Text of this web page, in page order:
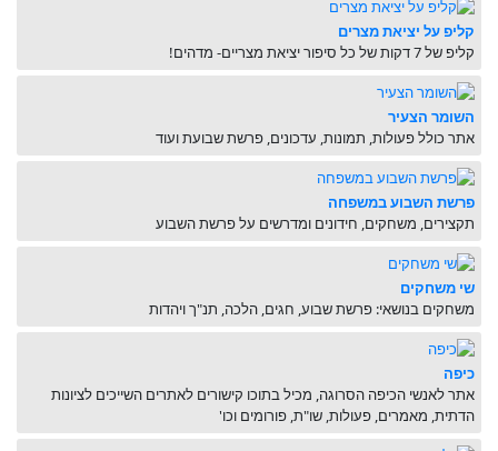
קליפ על יציאת מצרים
קליפ של 7 דקות של כל סיפור יציאת מצריים- מדהים!
השומר הצעיר
אתר כולל פעולות, תמונות, עדכונים, פרשת שבועת ועוד
פרשת השבוע במשפחה
תקצירים, משחקים, חידונים ומדרשים על פרשת השבוע
שי משחקים
משחקים בנושאי: פרשת שבוע, חגים, הלכה, תנ"ך ויהדות
כיפה
אתר לאנשי הכיפה הסרוגה, מכיל בתוכו קישורים לאתרים השייכים לציונות
הדתית, מאמרים, פעולות, שו"ת, פורומים וכו'